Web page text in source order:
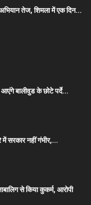
तेज, शिमला में एक दिन...
बालीवुड के छोटे पर्दे...
में सरकार नहीं गंभीर,...
से किया कुकर्म, आरोपी